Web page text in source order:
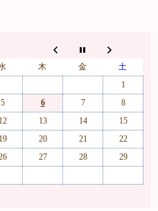
木 金
土
1
5 6 7
8
12 13 14
15
19 20 21
22
27 28
29